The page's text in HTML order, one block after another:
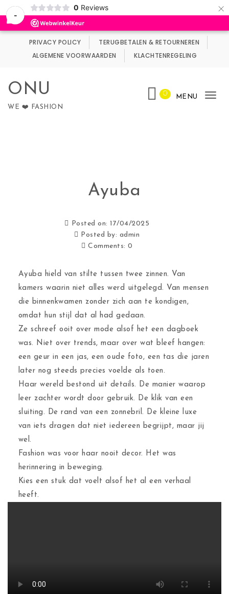
-
0 Reviews ×
Wij maken gebruik van cookies.
PRIVACY POLICY
TERUGBETALEN & RETOURNEREN
ALGEMENE VOORWAARDEN
KLACHTENREGELING
ONU
WE ❤️ FASHION
0 MENU
Ayuba
Posted on: 17/04/2025
Posted by: admin
Comments: 0
Ayuba hield van stilte tussen twee zinnen. Van
kamers waarin niet alles werd uitgelegd. Van mensen
die binnenkwamen zonder zich aan te kondigen,
omdat hun stijl dat al had gedaan.
Ze schreef ooit over mode alsof het een dagboek
was. Niet over trends, maar over wat bleef hangen:
een geur in een jas, een oude foto, een tas die jaren
later nog steeds precies voelde als toen.
Haar wereld bestond uit details. De manier waarop
leer zachter wordt door gebruik. De klik van een
sluiting. De rand van een zonnebril. De kleine luxe
van iets dragen dat niet iedereen begrijpt, maar jij
wel.
Fashion was voor haar nooit decor. Het was
herinnering in beweging.
Kies een stuk dat voelt alsof het al een verhaal
heeft.